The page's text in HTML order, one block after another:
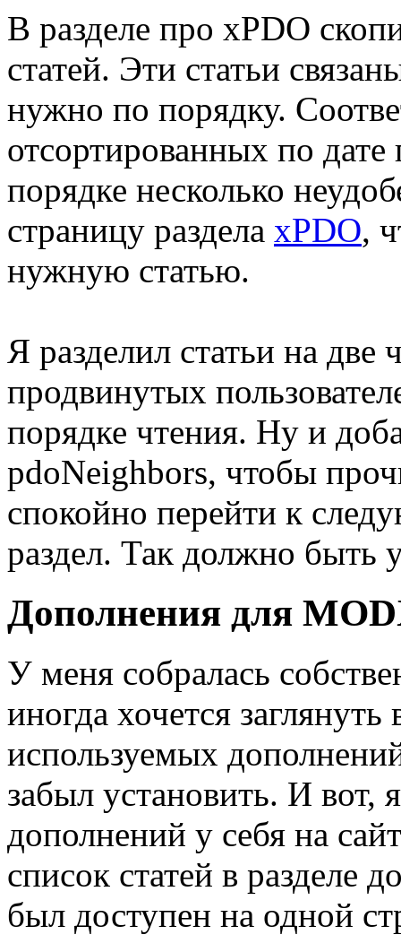
В разделе про xPDO
статей. Эти статьи
нужно по порядку.
отсортированных по
порядке несколько
страницу раздела xPDO,
нужную статью.
Я разделил статьи на
продвинутых
порядке чтения. Ну и
pdoNeighbors, чтобы
спокойно перейти к
раздел. Так должно быть
Дополнения для
У меня собралась
иногда хочется
используемых
забыл установить. И вот,
дополнений у себя на
список статей в разделе
был доступен на одной